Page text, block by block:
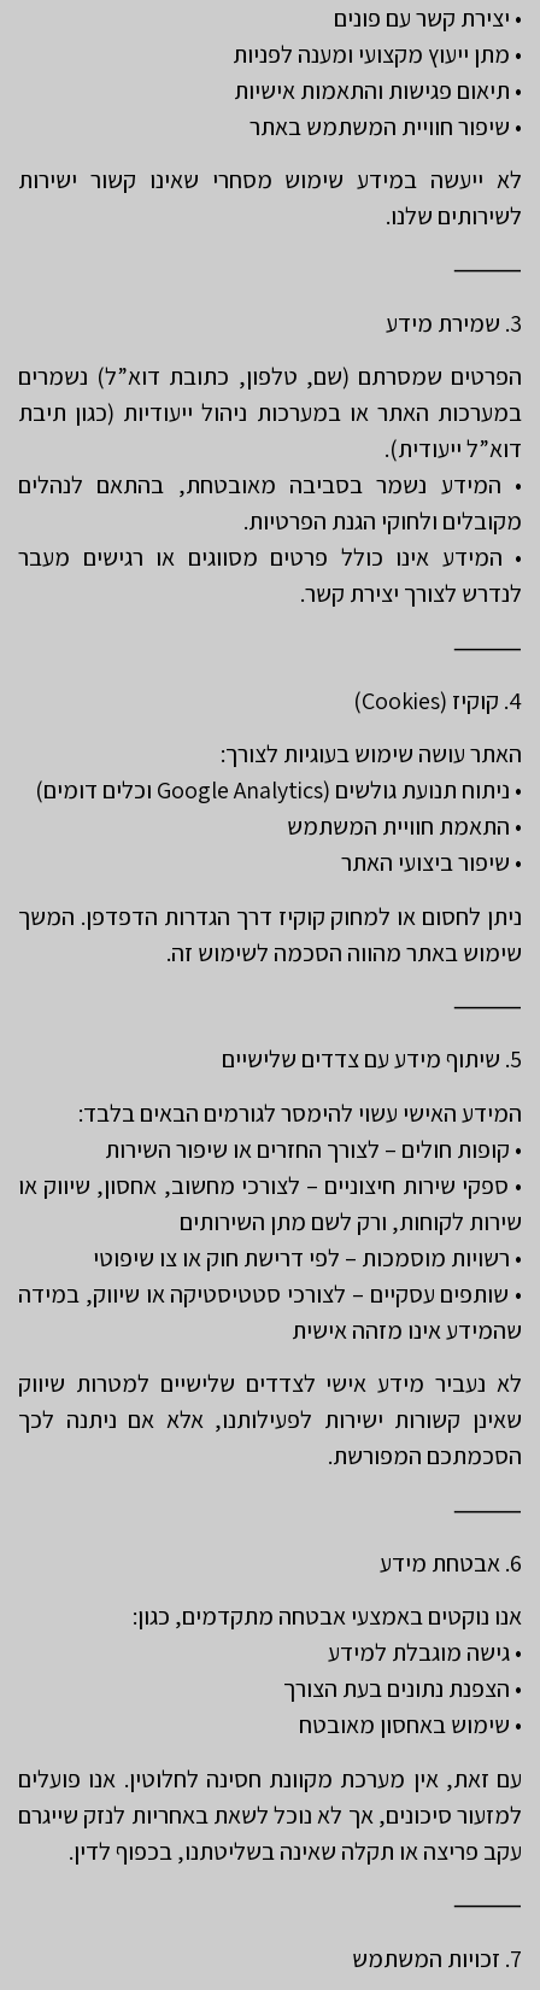
• יצירת קשר עם פונים
• מתן ייעוץ מקצועי ומענה לפניות
• תיאום פגישות והתאמות אישיות
• שיפור חוויית המשתמש באתר
לא ייעשה במידע שימוש מסחרי שאינו קשור ישירות
לשירותים שלנו.
⸻
3. שמירת מידע
הפרטים שמסרתם (שם, טלפון, כתובת דוא”ל) נשמרים
במערכות האתר או במערכות ניהול ייעודיות (כגון תיבת
דוא”ל ייעודית).
• המידע נשמר בסביבה מאובטחת, בהתאם לנהלים
מקובלים ולחוקי הגנת הפרטיות.
• המידע אינו כולל פרטים מסווגים או רגישים מעבר
לנדרש לצורך יצירת קשר.
⸻
4. קוקיז (Cookies)
האתר עושה שימוש בעוגיות לצורך:
• ניתוח תנועת גולשים (Google Analytics וכלים דומים)
• התאמת חוויית המשתמש
• שיפור ביצועי האתר
ניתן לחסום או למחוק קוקיז דרך הגדרות הדפדפן. המשך
שימוש באתר מהווה הסכמה לשימוש זה.
⸻
5. שיתוף מידע עם צדדים שלישיים
המידע האישי עשוי להימסר לגורמים הבאים בלבד:
• קופות חולים – לצורך החזרים או שיפור השירות
• ספקי שירות חיצוניים – לצורכי מחשוב, אחסון, שיווק או
שירות לקוחות, ורק לשם מתן השירותים
• רשויות מוסמכות – לפי דרישת חוק או צו שיפוטי
• שותפים עסקיים – לצורכי סטטיסטיקה או שיווק, במידה
שהמידע אינו מזהה אישית
לא נעביר מידע אישי לצדדים שלישיים למטרות שיווק
שאינן קשורות ישירות לפעילותנו, אלא אם ניתנה לכך
הסכמתכם המפורשת.
⸻
6. אבטחת מידע
אנו נוקטים באמצעי אבטחה מתקדמים, כגון:
• גישה מוגבלת למידע
• הצפנת נתונים בעת הצורך
• שימוש באחסון מאובטח
עם זאת, אין מערכת מקוונת חסינה לחלוטין. אנו פועלים
למזעור סיכונים, אך לא נוכל לשאת באחריות לנזק שייגרם
עקב פריצה או תקלה שאינה בשליטתנו, בכפוף לדין.
⸻
7. זכויות המשתמש